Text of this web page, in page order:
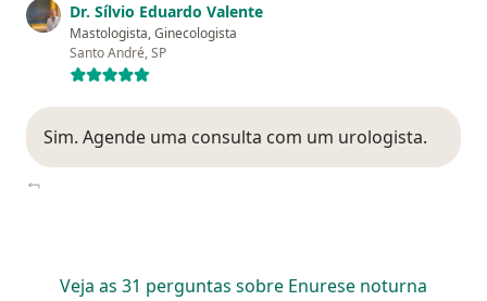
Dr. Sílvio Eduardo Valente
Mastologista, Ginecologista
Santo André, SP
Sim. Agende uma consulta com um urologista.
Veja as 31 perguntas sobre Enurese noturna